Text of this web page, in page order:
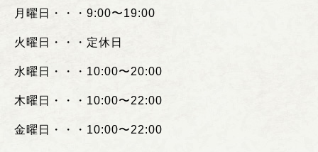
月曜日・・・ 9:00〜19:00
火曜日・・・定休日
水曜日・・・ 10:00〜20:00
木曜日・・・ 10:00〜22:00
金曜日・・・ 10:00〜22:00